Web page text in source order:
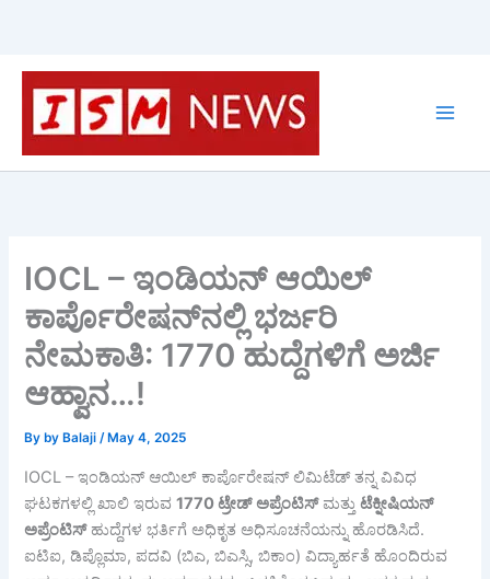
Skip
content
IOCL – ಇಂಡಿಯನ್ ಆಯಿಲ್
ಕಾರ್ಪೊರೇಷನ್‌ನಲ್ಲಿ ಭರ್ಜರಿ
ನೇಮಕಾತಿ: 1770 ಹುದ್ದೆಗಳಿಗೆ ಅರ್ಜಿ
ಆಹ್ವಾನ…!
By by Balaji/ May 4, 2025
IOCL – ಇಂಡಿಯನ್ ಆಯಿಲ್ ಕಾರ್ಪೊರೇಷನ್ ಲಿಮಿಟೆಡ್ ತನ್ನ ವಿವಿಧ
ಘಟಕಗಳಲ್ಲಿ ಖಾಲಿ ಇರುವ1770ಟ್ರೇಡ್ ಅಪ್ರೆಂಟಿಸ್ಮತ್ತುಟೆಕ್ನೀಷಿಯನ್
ಅಪ್ರೆಂಟಿಸ್ಹುದ್ದೆಗಳ ಭರ್ತಿಗೆ ಅಧಿಕೃತ ಅಧಿಸೂಚನೆಯನ್ನು ಹೊರಡಿಸಿದೆ.
ಐಟಿಐ, ಡಿಪ್ಲೊಮಾ, ಪದವಿ (ಬಿಎ, ಬಿಎಸ್ಸಿ, ಬಿಕಾಂ) ವಿದ್ಯಾರ್ಹತೆ ಹೊಂದಿರುವ